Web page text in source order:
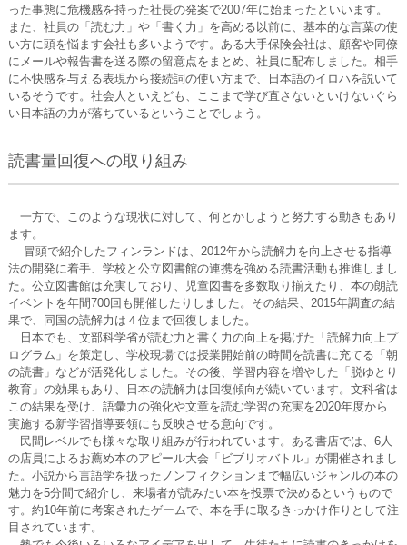
った事態に危機感を持った社長の発案で2007年に始まったといいます。
また、社員の「読む力」や「書く力」を高める以前に、基本的な言葉の使
い方に頭を悩ます会社も多いようです。ある大手保険会社は、顧客や同僚
にメールや報告書を送る際の留意点をまとめ、社員に配布しました。相手
に不快感を与える表現から接続詞の使い方まで、日本語のイロハを説いて
いるそうです。社会人といえども、ここまで学び直さないといけないぐら
い日本語の力が落ちているということでしょう。
読書量回復への取り組み
一方で、このような現状に対して、何とかしようと努力する動きもあり
ます。
冒頭で紹介したフィンランドは、2012年から読解力を向上させる指導
法の開発に着手、学校と公立図書館の連携を強める読書活動も推進しまし
た。公立図書館は充実しており、児童図書を多数取り揃えたり、本の朗読
イベントを年間700回も開催したりしました。その結果、2015年調査の結
果で、同国の読解力は４位まで回復しました。
日本でも、文部科学省が読む力と書く力の向上を掲げた「読解力向上プ
ログラム」を策定し、学校現場では授業開始前の時間を読書に充てる「朝
の読書」などが活発化しました。その後、学習内容を増やした「脱ゆとり
教育」の効果もあり、日本の読解力は回復傾向が続いています。文科省は
この結果を受け、語彙力の強化や文章を読む学習の充実を2020年度から
実施する新学習指導要領にも反映させる意向です。
民間レベルでも様々な取り組みが行われています。ある書店では、6人
の店員によるお薦め本のアピール大会「ビブリオバトル」が開催されまし
た。小説から言語学を扱ったノンフィクションまで幅広いジャンルの本の
魅力を5分間で紹介し、来場者が読みたい本を投票で決めるというもので
す。約10年前に考案されたゲームで、本を手に取るきっかけ作りとして注
目されています。